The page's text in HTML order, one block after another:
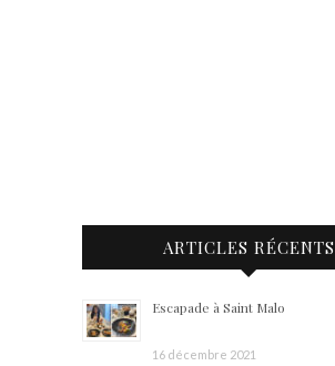
ARTICLES RÉCENTS
Escapade à Saint Malo
16 décembre 2021